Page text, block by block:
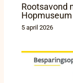
Rootsavond
5 april 2026